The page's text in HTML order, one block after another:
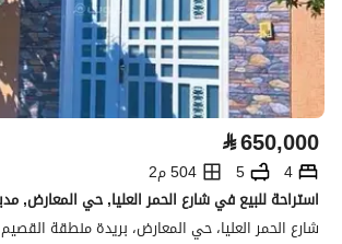
⃁650,000
4
5
504 م2
شارع الحمر العليا، حي المعارض، بريدة منطقة القصيم